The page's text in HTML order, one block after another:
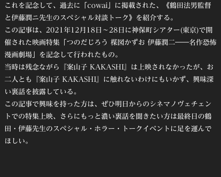
これを記念して、過去に「cowai」に掲載された、《鶴田法男監督
と伊藤潤ニ先生のスペシャル対談トーク》を紹介する。
この記事は、2021年12月18日～28日に神保町シアター(東京)で開
催された映画特集「つのだじろう 楳図かずお 伊藤潤二――名作恐怖
漫画劇場」を記念して行われたもの。
当時は残念ながら『案山子 KAKASHI』は上映されなかったが、お
二人とも『案山子 KAKASHI』に触れないわけにもいかず、興味深
い裏話を披露している。
この記事で興味を持った方は、ぜひ明日からのシネマノヴェチェン
トでの特集上映、さらにもっと濃い裏話を聞きたい方は最終日の鶴
田・伊藤先生のスペシャル・ホラー・トークイベントに足を運んで
ほしい。